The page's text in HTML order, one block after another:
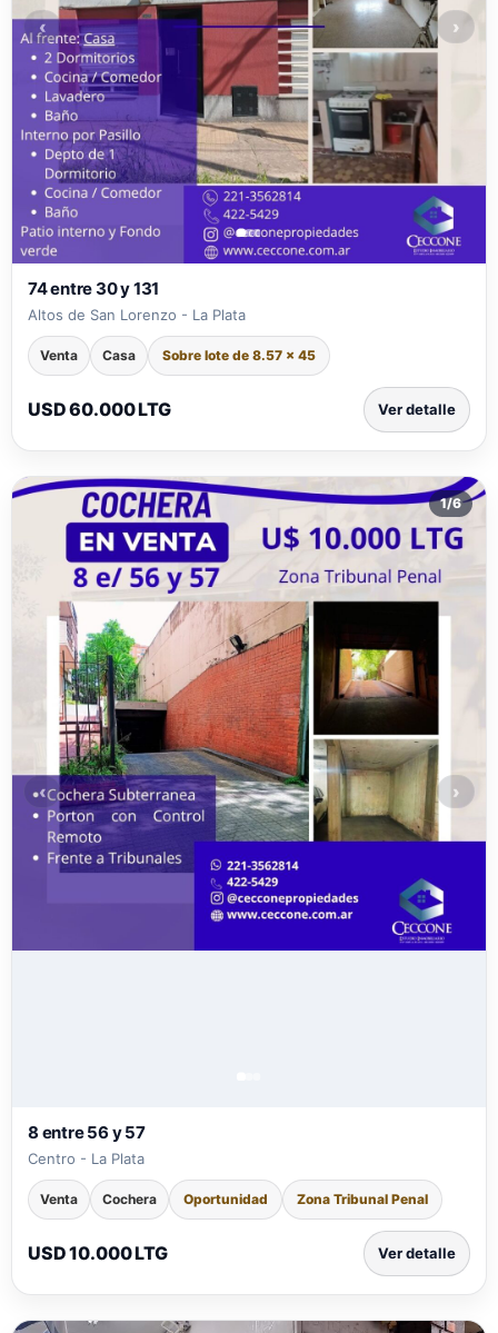
‹ ›
74 entre 30 y 131
Altos de San Lorenzo - La Plata
Venta Casa Sobre lote de 8.57 x 45
USD 60.000 LTG Ver detalle
‹ ›
1/6
8 entre 56 y 57
Centro - La Plata
Venta Cochera Oportunidad Zona Tribunal Penal
USD 10.000 LTG Ver detalle